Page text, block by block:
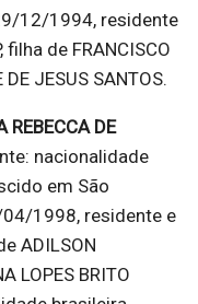
12/1994, residente
de FRANCISCO
JESUS SANTOS.
REBECCA DE
nacionalidade
em São
04/1998, residente e
ADILSON
LOPES BRITO